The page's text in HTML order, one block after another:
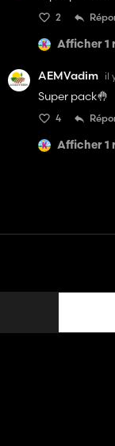
2
Afficher 1
AEMVadim il
Super pack🤚
4
Afficher 1